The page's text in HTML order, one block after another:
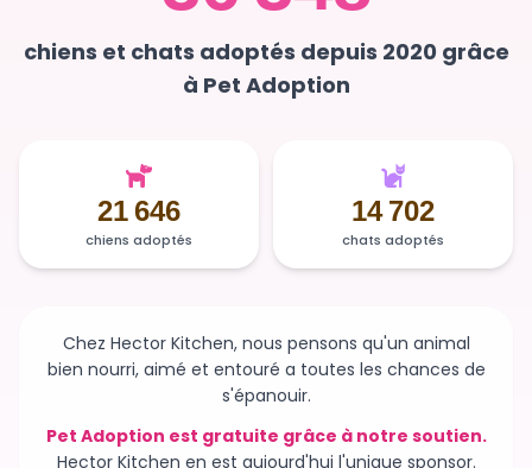
chiens et chats adoptés depuis 2020 grâce
à Pet Adoption
21 646
chiens adoptés
14 702
chats adoptés
Chez Hector Kitchen, nous pensons qu'un animal
bien nourri, aimé et entouré a toutes les chances de
s'épanouir.
Pet Adoption est gratuite grâce à notre soutien.
Hector Kitchen en est aujourd'hui l'unique sponsor.